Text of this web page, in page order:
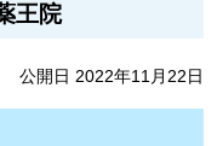
王院
公開日 2022年11月22日